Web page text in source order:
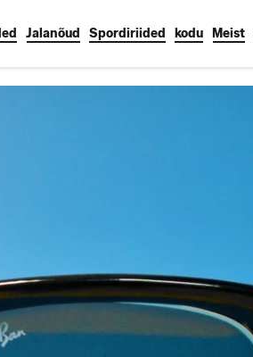
Jalanõud Spordiriided kodu Meist